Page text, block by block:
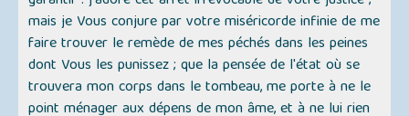
mais je Vous conjure par votre miséricorde infinie de me
faire trouver le remède de mes péchés dans les peines
dont Vous les punissez ; que la pensée de l'état où se
trouvera mon corps dans le tombeau, me porte à ne le
point ménager aux dépens de mon âme, et à ne lui rien